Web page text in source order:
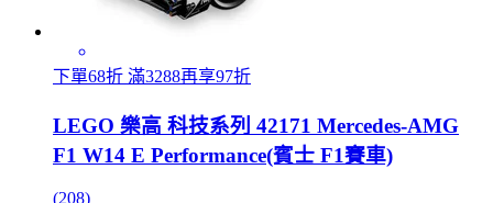
下單68折 滿3288再享97折
LEGO 樂高 科技系列 42171 Mercedes-AMG
F1 W14 E Performance(賓士 F1賽車)
(208)